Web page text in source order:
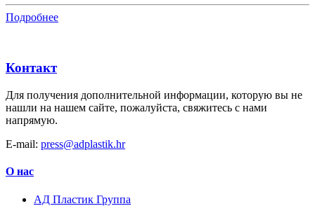
Подробнее
Контакт
Для получения дополнительной информации, которую вы не
нашли на нашем сайте, пожалуйста, свяжитесь с нами
напрямую.
E-mail: press@adplastik.hr
О нас
AД Пластик Группа